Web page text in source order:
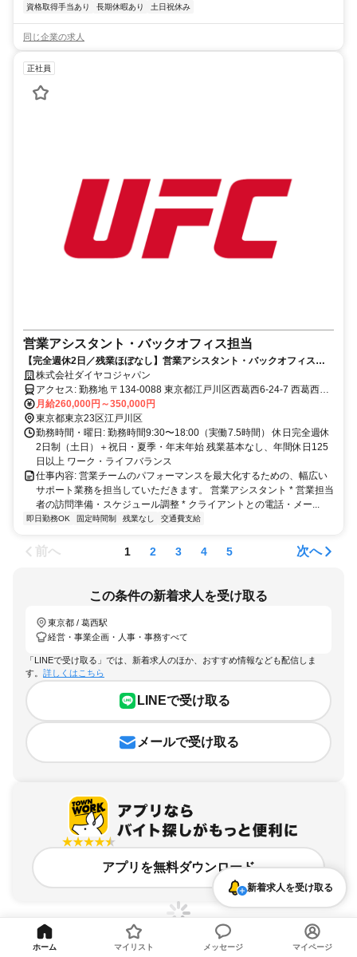
資格取得手当あり
長期休暇あり 土日祝休み
同じ企業の求人
正社員
営業アシスタント・バックオフィス担当
【完全週休2日／残業ほぼなし】営業アシスタント・バックオフィス担
当 株式会社ダイヤコジャパン
アクセス: 勤務地 〒134-0088 東京都江戸川区西葛西6-24-7 西葛西メ
ディカルプラザ3F 東京メトロ東西線「西葛西駅」より徒歩約5分 * 国
内出張の可能性あり（頻度は少なめ） * 屋内原則禁煙
月給260,000円～350,000円
東京都東京23区江戸川区
勤務時間・曜日: 勤務時間9:30〜18:00（実働7.5時間） 休日完全週休
2日制（土日）＋祝日・夏季・年末年始 残業基本なし、年間休日125
日以上 ワーク・ライフバランス
仕事内容: 営業チームのパフォーマンスを最大化するための、幅広い
サポート業務を担当していただきます。 営業アシスタント * 営業担当
者の訪問準備・スケジュール調整 * クライアントとの電話・メー...
即日勤務OK 固定時間制 残業なし 交通費支給
前へ 1 2 3 4 5 次へ
この条件の新着求人を受け取る
東京都 / 葛西駅
経営・事業企画・人事・事務すべて
「LINEで受け取る」では、新着求人のほか、おすすめ情報なども配信しま
す。 詳しくはこちら
LINEで受け取る
メールで受け取る
アプリを無料ダウンロード
新着求人を受け取る
ホーム マイリスト メッセージ マイページ